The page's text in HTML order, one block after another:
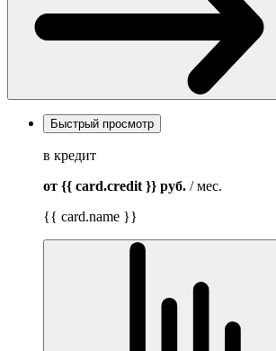
Быстрый просмотр
в кредит
от {{ card.credit }} руб. / мес.
{{ card.name }}